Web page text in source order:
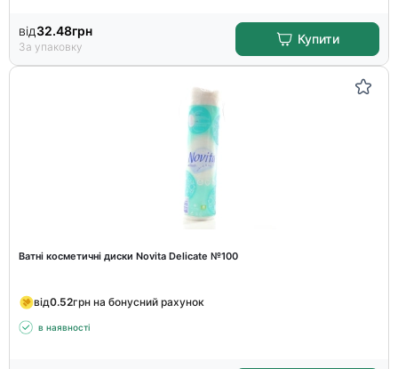
від32.48грн
За упаковку
Купити
Ватні косметичні диски Novita Delicate №100
від0.52грн на бонусний рахунок
в наявності